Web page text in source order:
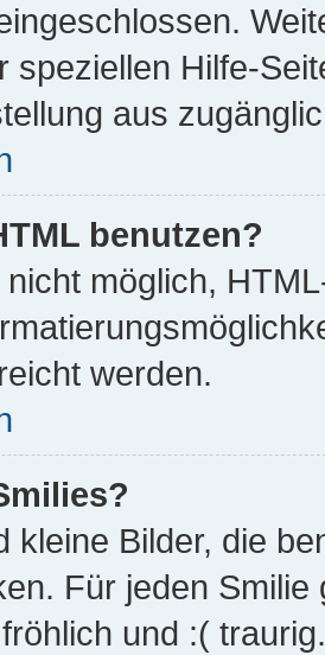
speziellen Hilfe-
aus
benutzen?
möglich,
werden.
kleine Bilder, die
Für jeden
und :(